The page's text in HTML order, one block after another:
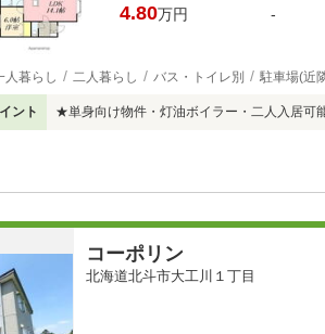
4.80万円 -
人暮らし 二人暮らし バス・トイレ別 駐車場(近
ント ★単身向け物件・灯油ボイラー・二人入居可
コーポリン
北海道北斗市大工川１丁目